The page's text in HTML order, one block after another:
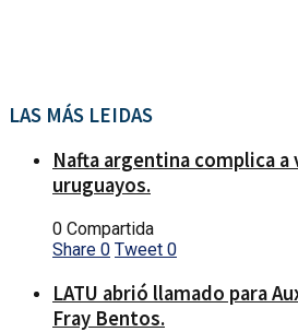
LAS MÁS LEIDAS
Nafta argentina complica a
uruguayos.
0 Compartida
Share 0 Tweet 0
LATU abrió llamado para
Fray Bentos.